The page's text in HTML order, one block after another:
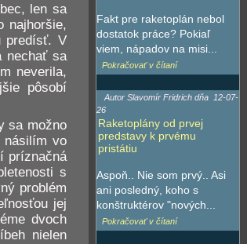
len sa
najhoršie,
predísť. V
nechať sa
neverila,
pôsobí
sa možno
násilím vo
príznačná
s
problém
jej
dvoch
nielen
Fakt pre raketoplán nebol
dostatok práce? Pokiaľ
viem, nápadov na misi...
Pokračovať v čítaní
Autor Slavomír Fridrich dňa 12-07-
26
Raketoplány od prvej
predstavy k prvému
pristátiu
Aspoň.. Nie som prvý.. Asi
ani posledný, koho s
konštruktérov "nových...
Pokračovať v čítaní